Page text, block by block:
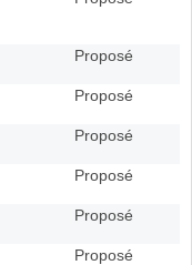
Proposé
Proposé
Proposé
Proposé
Proposé
Proposé